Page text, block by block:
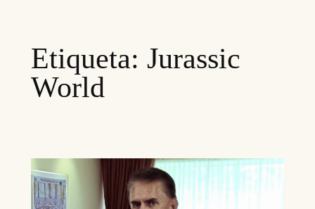
Etiqueta: Jurassic
World